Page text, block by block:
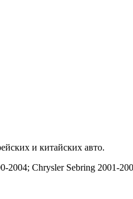
и китайских авто.
Chrysler Sebring 2001-